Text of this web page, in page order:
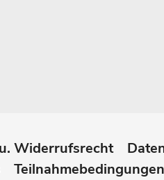
Widerrufsrecht
Teilnahmebedingungen